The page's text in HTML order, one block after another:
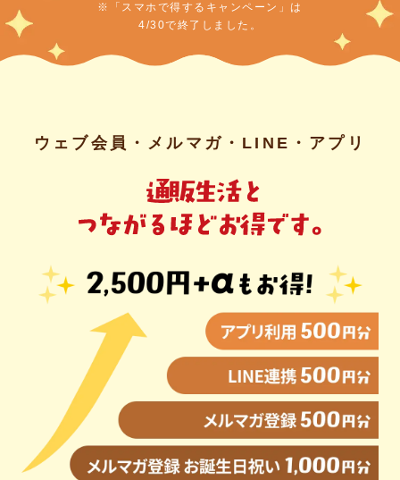
※「スマホで得するキャンペーン」は
4/30で終了しました。
ウェブ会員・メルマガ・LINE・アプリ